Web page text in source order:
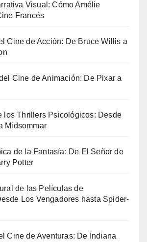
Visual: Cómo Amélie
Francés
Cine de Acción: De Bruce Willis a
Cine de Animación: De Pixar a
los Thrillers Psicológicos: Desde
Midsommar
de la Fantasía: De El Señor de
Potter
de las Películas de
Los Vengadores hasta Spider-
Cine de Aventuras: De Indiana